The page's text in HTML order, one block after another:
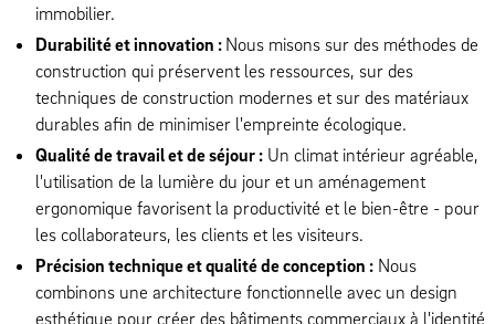
immobilier.
Durabilité et innovation : Nous misons sur des méthodes de
construction qui préservent les ressources, sur des
techniques de construction modernes et sur des matériaux
durables afin de minimiser l'empreinte écologique.
Qualité de travail et de séjour : Un climat intérieur agréable,
l'utilisation de la lumière du jour et un aménagement
ergonomique favorisent la productivité et le bien-être - pour
les collaborateurs, les clients et les visiteurs.
Précision technique et qualité de conception : Nous
combinons une architecture fonctionnelle avec un design
esthétique pour créer des bâtiments commerciaux à l'identité